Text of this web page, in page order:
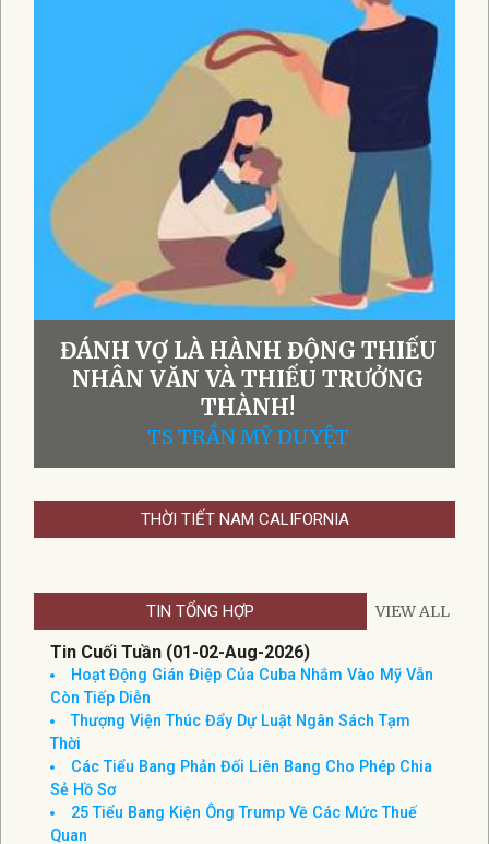
ĐÁNH VỢ LÀ HÀNH ĐỘNG THIẾU
NHÂN VĂN VÀ THIẾU TRƯỞNG
THÀNH!
TS TRẦN MỸ DUYỆT
THỜI TIẾT NAM CALIFORNIA
TIN TỔNG HỢP VIEW ALL
Tin Cuối Tuần (01-02-Aug-2026)
Hoạt Động Gián Điệp Của Cuba Nhắm Vào Mỹ Vẫn
Còn Tiếp Diễn
Thượng Viện Thúc Đẩy Dự Luật Ngân Sách Tạm
Thời
Các Tiểu Bang Phản Đối Liên Bang Cho Phép Chia
Sẻ Hồ Sơ
25 Tiểu Bang Kiện Ông Trump Về Các Mức Thuế
Quan